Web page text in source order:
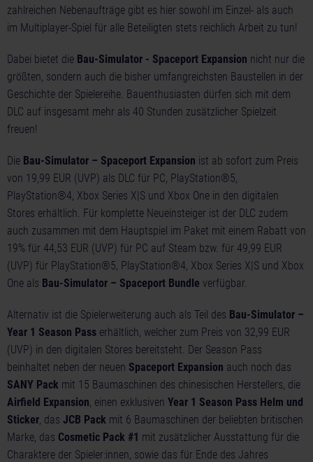
zahlreichen Nebenaufträge gibt es hier sowohl im Einzel- als auch
im Multiplayer-Spiel für alle Beteiligten stets reichlich Arbeit zu tun!
Dabei bietet die Bau-Simulator - Spaceport Expansion nicht nur die
größten, sondern auch die bisher umfangreichsten Baustellen in der
Geschichte der Spielereihe. Bauenthusiasten dürfen sich mit dem
DLC auf insgesamt mehr als 40 Stunden zusätzlicher Spielzeit
freuen!
Die Bau-Simulator – Spaceport Expansion ist ab sofort zum Preis
von 19,99 EUR (UVP) als DLC für PC, PlayStation®5,
PlayStation®4, Xbox Series X|S und Xbox One in den digitalen
Stores erhältlich. Für komplette Neueinsteiger ist der DLC zudem
auch zusammen mit dem Hauptspiel im Paket mit einem Rabatt von
19% für 44,53 EUR (UVP) für PC auf Steam bzw. für 49,99 EUR
(UVP) für PlayStation®5, PlayStation®4, Xbox Series X|S und Xbox
One als Bau-Simulator – Spaceport Bundle verfügbar.
Alternativ ist die Spielerweiterung auch als Teil des Bau-Simulator –
Year 1 Season Pass erhältlich, welcher zum Preis von 32,99 EUR
(UVP) in den digitalen Stores bereitsteht. Der Season Pass
beinhaltet neben der neuen Spaceport Expansion auch noch das
SANY Pack mit 15 Baumaschinen des chinesischen Herstellers, die
Airfield Expansion, einen exklusiven Year 1 Season Pass Helm und
Sticker, das JCB Pack mit 6 Baumaschinen der beliebten britischen
Marke, das Cosmetic Pack #1 mit zusätzlicher Ausstattung für die
Charaktere der Spieler:innen, sowie das für Ende des Jahres